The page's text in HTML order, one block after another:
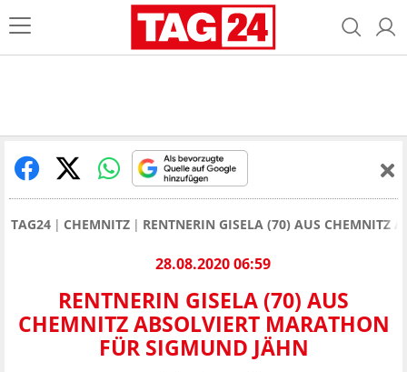
TAG24 CHEMNITZ RENTNERIN GISELA (70) AUS CHEMNITZ
28.08.2020 06:59
RENTNERIN GISELA (70) AUS
CHEMNITZ ABSOLVIERT MARATHON
FÜR SIGMUND JÄHN